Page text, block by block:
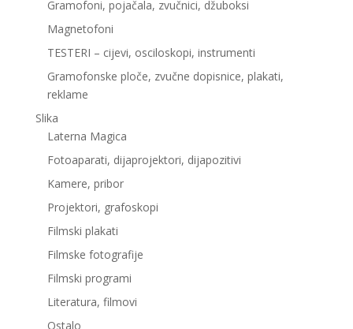
Gramofoni, pojačala, zvučnici, džuboksi
Magnetofoni
TESTERI – cijevi, osciloskopi, instrumenti
Gramofonske ploče, zvučne dopisnice, plakati,
reklame
Slika
Laterna Magica
Fotoaparati, dijaprojektori, dijapozitivi
Kamere, pribor
Projektori, grafoskopi
Filmski plakati
Filmske fotografije
Filmski programi
Literatura, filmovi
Ostalo